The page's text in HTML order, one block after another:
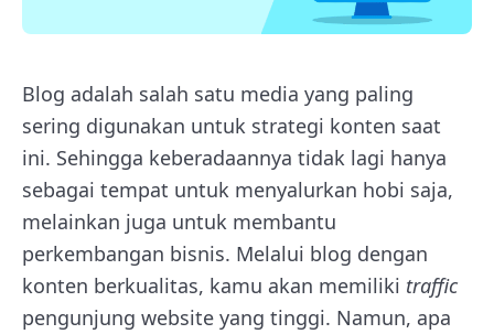
Blog adalah salah satu media yang paling
sering digunakan untuk strategi konten saat
ini. Sehingga keberadaannya tidak lagi hanya
sebagai tempat untuk menyalurkan hobi saja,
melainkan juga untuk membantu
perkembangan bisnis. Melalui blog dengan
konten berkualitas, kamu akan memiliki traffic
pengunjung website yang tinggi. Namun, apa